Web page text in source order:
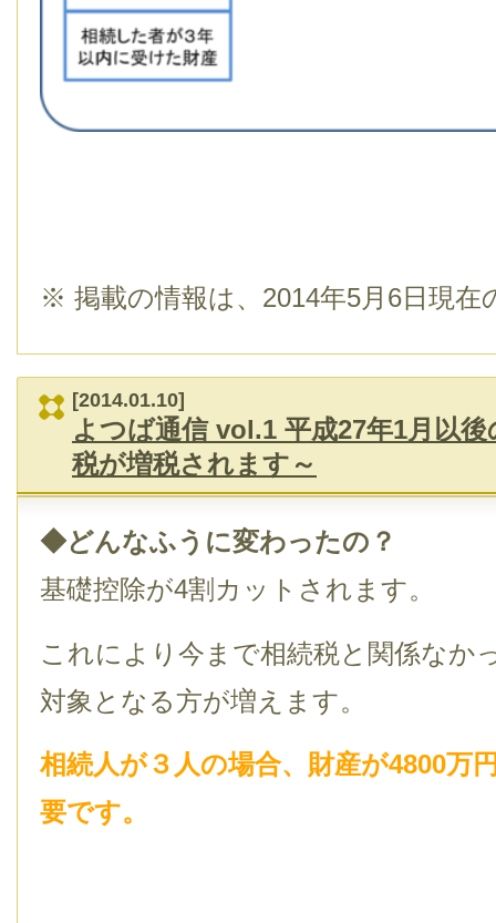
※ 掲載の情報は、2014年5月6日現在
[2014.01.10]
よつば通信 vol.1 平成27年1月以
税が増税されます～
◆どんなふうに変わったの？
基礎控除が4割カットされます。
これにより今まで相続税と関係なか
対象となる方が増えます。
相続人が３人の場合、財産が4800万
要です。